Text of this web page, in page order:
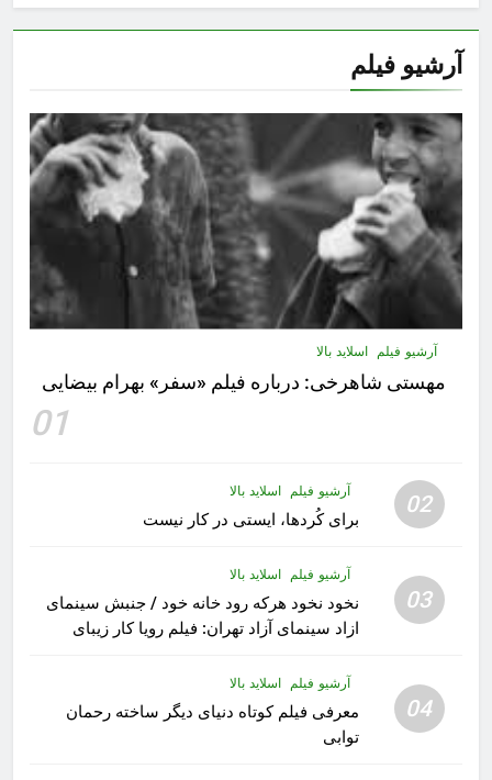
آرشیو فیلم
آرشیو فیلم اسلاید بالا
مهستى شاهرخى:‌ درباره فيلم «سفر» بهرام بیضایی
01
02 آرشیو فیلم اسلاید بالا
برای کُردها، ایستی در کار نیست
03
آرشیو فیلم اسلاید بالا
نخود نخود هرکه رود خانه خود / جنبش سینمای
ازاد سینمای آزاد تهران: فیلم رویا کار زیبای
04
آرشیو فیلم اسلاید بالا
معرفی فیلم کوتاه دنیای دیگر ساخته رحمان
توابی